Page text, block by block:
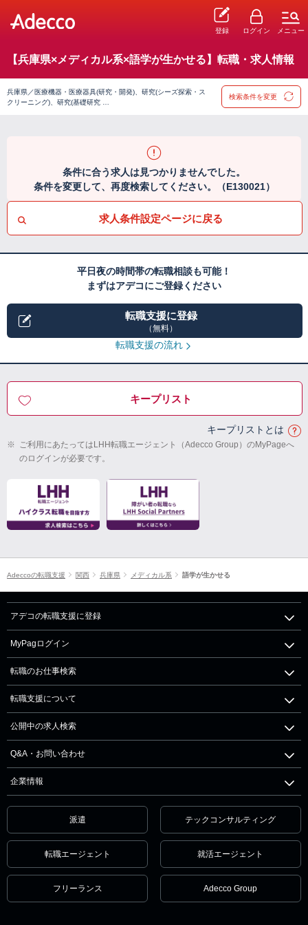
登録 ログイン メニュー
【兵庫県×メディカル系×語学が生かせる】転職・求人情報
兵庫県／医療機器・医療器具(研究・開発)、研究(シーズ探索・ス
クリーニング)、研究(基礎研究 …
検索条件を変更
条件に合う求人は見つかりませんでした。
条件を変更して、再度検索してください。（E130021）
求人条件設定ページに戻る
平日夜の時間帯の転職相談も可能！
まずはアデコにご登録ください
転職支援に登録
（無料）
転職支援の流れ
キープリスト
キープリストとは
※ ご利用にあたってはLHH転職エージェント（Adecco Group）のMyPageへ
のログインが必要です。
Adeccoの転職支援 関西 兵庫県 メディカル系 語学が生かせる
アデコの転職支援に登録
MyPagログイン
転職のお仕事検索
転職支援について
公開中の求人検索
Q&A・お問い合わせ
企業情報
派遣 テックコンサルティング
転職エージェント 就活エージェント
フリーランス Adecco Group